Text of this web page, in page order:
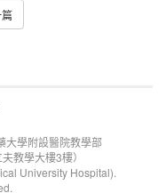
學附設醫院教學部
教學大樓3樓）
University Hospital).